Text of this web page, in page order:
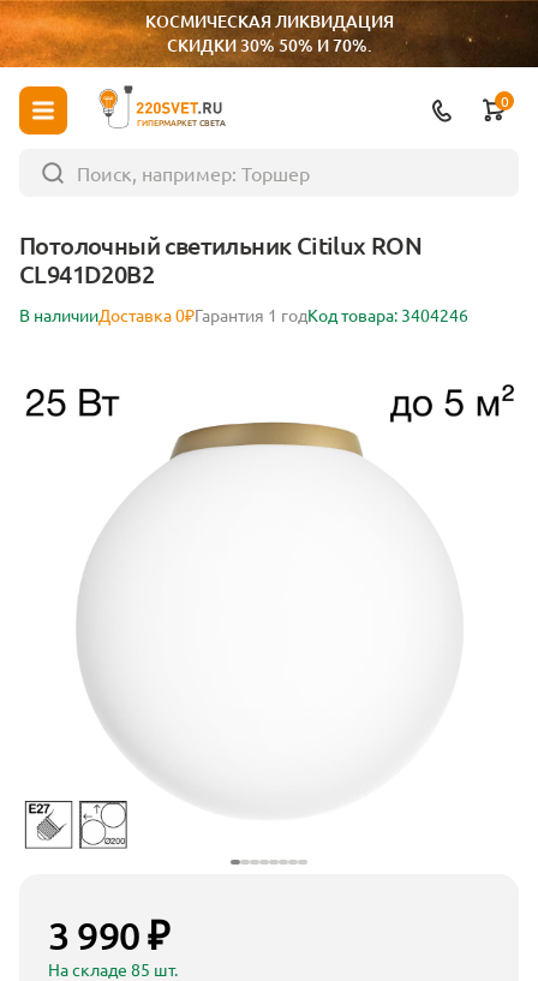
КОСМИЧЕСКАЯ ЛИКВИДАЦИЯ
СКИДКИ 30% 50% И 70%.
ГИПЕРМАРКЕТ СВЕТА
0
Потолочный светильник Citilux RON
CL941D20B2
В наличииДоставка 0₽Гарантия 1 годКод товара: 3404246
3 990 ₽
На складе 85 шт.